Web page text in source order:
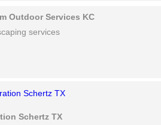
Outdoor Services KC
services
Schertz TX